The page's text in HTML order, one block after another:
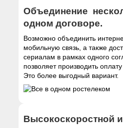
Объединение
одном договоре.
Возможно объединить
мобильную связь, а также
сериалам в рамках одного
позволяет производить
Это более выгодный вариант.
Высокоскоростной